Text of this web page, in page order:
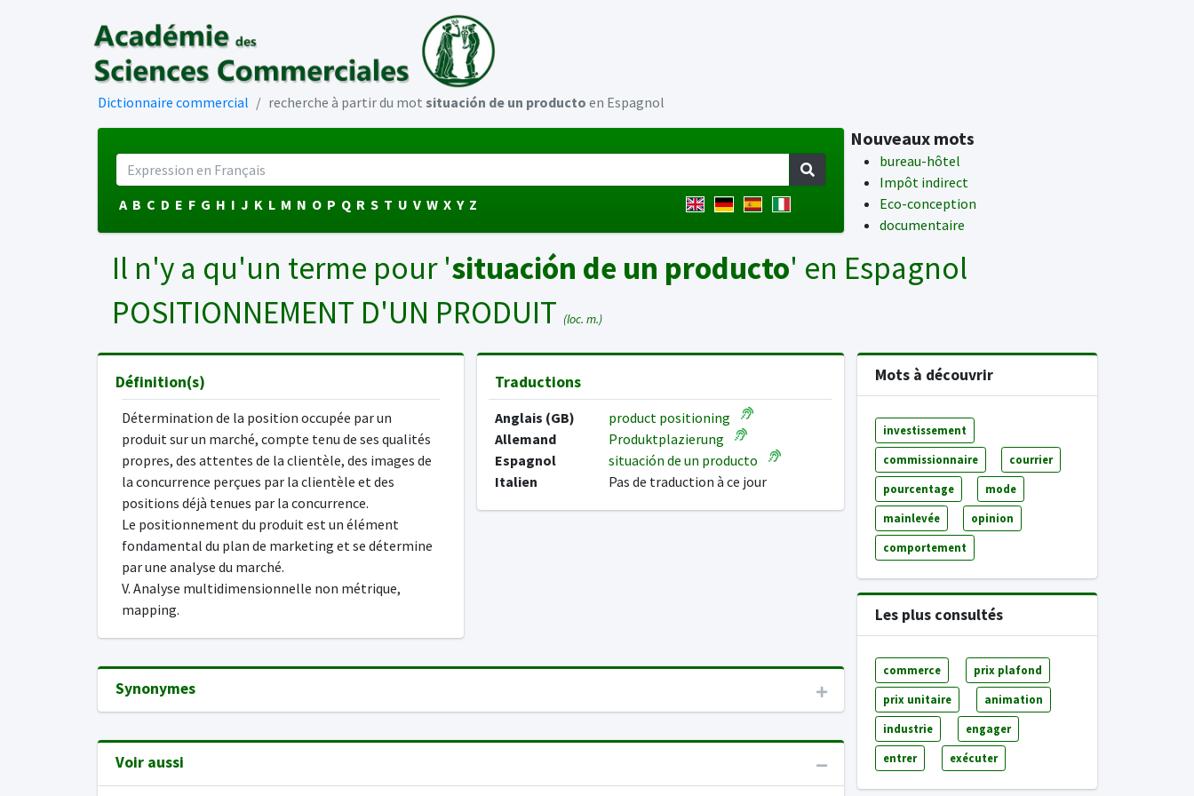
Dictionnaire commercial recherche à partir du mot situación de un producto en Espagnol
A B C D E F G H I J K L M N O P Q R S T U V W X Y Z
Nouveaux mots
bureau-hôtel
Impôt indirect
Eco-conception
documentaire
Il n'y a qu'un terme pour 'situación de un producto' en Espagnol
POSITIONNEMENT D'UN PRODUIT (loc. m.)
Définition(s)
Détermination de la position occupée par un
produit sur un marché, compte tenu de ses qualités
propres, des attentes de la clientèle, des images de
la concurrence perçues par la clientèle et des
positions déjà tenues par la concurrence.
Le positionnement du produit est un élément
fondamental du plan de marketing et se détermine
par une analyse du marché.
V. Analyse multidimensionnelle non métrique,
mapping.
Traductions
Anglais (GB)
product positioning
Allemand
Produktplazierung
Espagnol
situación de un producto
Italien
Pas de traduction à ce jour
Synonymes
Voir aussi
Mots à découvrir
investissement
commissionnaire courrier
pourcentage mode
mainlevée opinion
comportement
Les plus consultés
commerce prix plafond
prix unitaire animation
industrie engager
entrer exécuter